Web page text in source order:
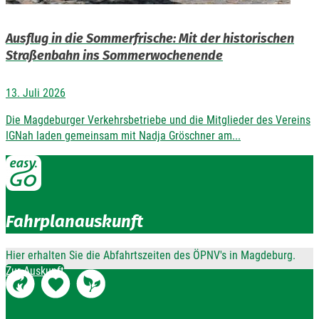
Ausflug in die Sommerfrische: Mit der historischen
Straßenbahn ins Sommerwochenende
13. Juli 2026
Die Magdeburger Verkehrsbetriebe und die Mitglieder des Vereins
IGNah laden gemeinsam mit Nadja Gröschner am...
Fahrplanauskunft
Hier erhalten Sie die Abfahrtszeiten des ÖPNV's in Magdeburg.
Zur Auskunft